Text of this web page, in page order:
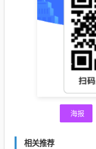
海报
相关推荐